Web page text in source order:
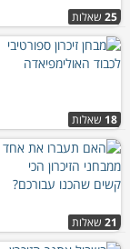
25 שאלות
18 שאלות
21 שאלות